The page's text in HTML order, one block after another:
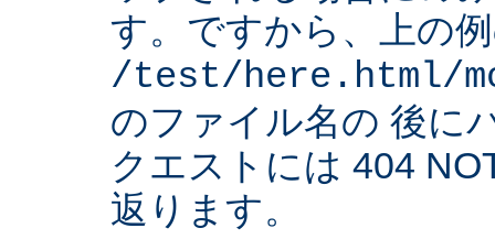
す。ですから、上の
/test/here.html/
のファイル名の 後に
クエストには 404
返ります。